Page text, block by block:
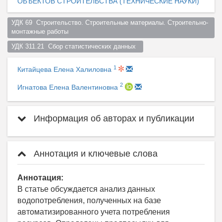
УДК 69  Строительство. Строительные материалы. Строительно-
монтажные работы
УДК 311.21  Сбор статистических данных
Китайцева Елена Халиловна 1
Игнатова Елена Валентиновна 2
Информация об авторах и публикации
Аннотация и ключевые слова
Аннотация:
В статье обсуждается анализ данных
водопотребления, полученных на базе
автоматизированного учета потребления